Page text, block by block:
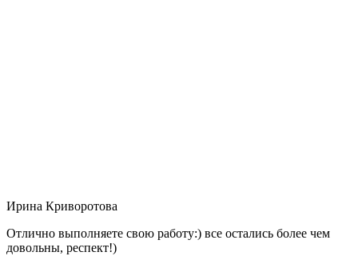
Ирина Криворотова
Отлично выполняете свою работу:) все остались более чем
довольны, респект!)